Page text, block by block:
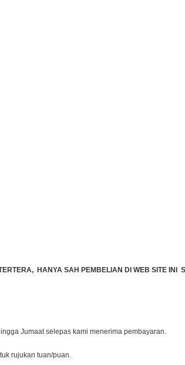
HANYA SAH PEMBELIAN DI WEB SITE
Jumaat selepas kami menerima pembayaran.
rujukan tuan/puan.